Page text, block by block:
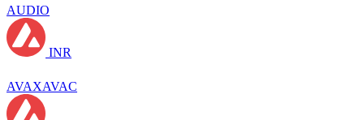
AUDIO
INR
AVAXAVAC